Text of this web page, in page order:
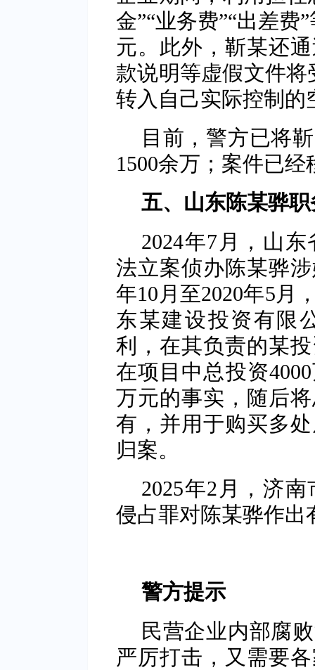
金”“业务费”“出差费
元。此外，靳某还
款说明等虚假文件将
转入自己实际控制的
目前，警方已将
1500余万；案件已
五、山东陈某骅
2024年7月，山
法立案侦办陈某骅
年10月至2020年5月
东某建设投资有限
利，在其负责的某
在项目中总投资
万元的事实，随后
有，并用于购买多
归案。
2025年2月，济
侵占罪对陈某骅作出
警方提示
民营企业内部腐
严厉打击，又需要